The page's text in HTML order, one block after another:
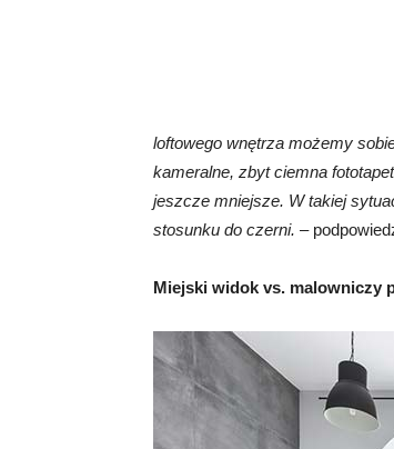
loftowego wnętrza możemy
kameralne, zbyt ciemna
jeszcze mniejsze. W takiej
stosunku do czerni. –
Miejski widok vs. malowniczy